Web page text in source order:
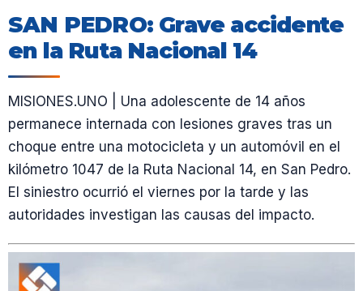
SAN PEDRO: Grave accidente
en la Ruta Nacional 14
MISIONES.UNO | Una adolescente de 14 años
permanece internada con lesiones graves tras un
choque entre una motocicleta y un automóvil en el
kilómetro 1047 de la Ruta Nacional 14, en San Pedro.
El siniestro ocurrió el viernes por la tarde y las
autoridades investigan las causas del impacto.